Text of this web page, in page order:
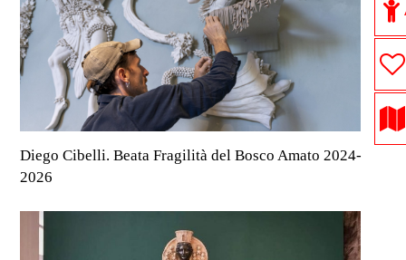
Diego Cibelli. Beata Fragilità del Bosco Amato 2024-
2026